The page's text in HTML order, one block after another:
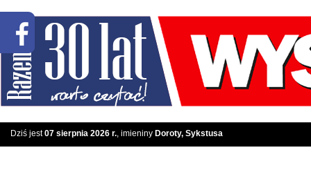
Dziś jest07 sierpnia 2026 r., imieniny Doroty, Sykstusa